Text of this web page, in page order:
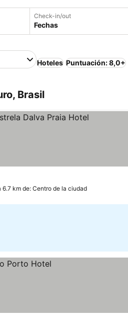
Check-in/out
Fechas
Hoteles Puntuación: 8,0+
Brasil
6.7 km de: Centro de la ciudad